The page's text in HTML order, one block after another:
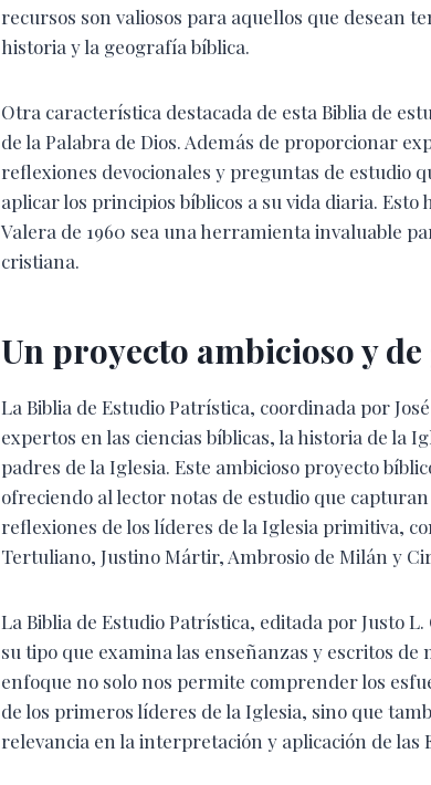
recursos son valiosos para aquellos que desean
historia y la geografía bíblica.
Otra característica destacada de esta Biblia de
de la Palabra de Dios. Además de proporcionar
reflexiones devocionales y preguntas de estudio
aplicar los principios bíblicos a su vida diaria. Esto
Valera de 1960 sea una herramienta invaluable
cristiana.
Un proyecto ambicioso y
La Biblia de Estudio Patrística, coordinada por
expertos en las ciencias bíblicas, la historia de la
padres de la Iglesia. Este ambicioso proyecto
ofreciendo al lector notas de estudio que
reflexiones de los líderes de la Iglesia primitiva,
Tertuliano, Justino Mártir, Ambrosio de Milán y
La Biblia de Estudio Patrística, editada por Justo
su tipo que examina las enseñanzas y escritos
enfoque no solo nos permite comprender los
de los primeros líderes de la Iglesia, sino que
relevancia en la interpretación y aplicación de las